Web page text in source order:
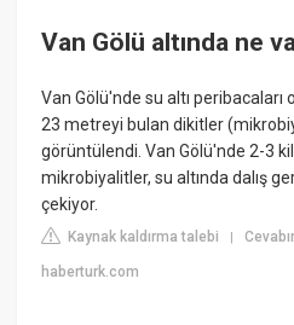
Van Gölü altında ne
Van Gölü'nde su altı peribacaları
23 metreyi bulan dikitler
görüntülendi. Van Gölü'nde 2-3
mikrobiyalitler, su altında dalış
çekiyor.
Kaynak kaldırma talebi |
haberturk.com